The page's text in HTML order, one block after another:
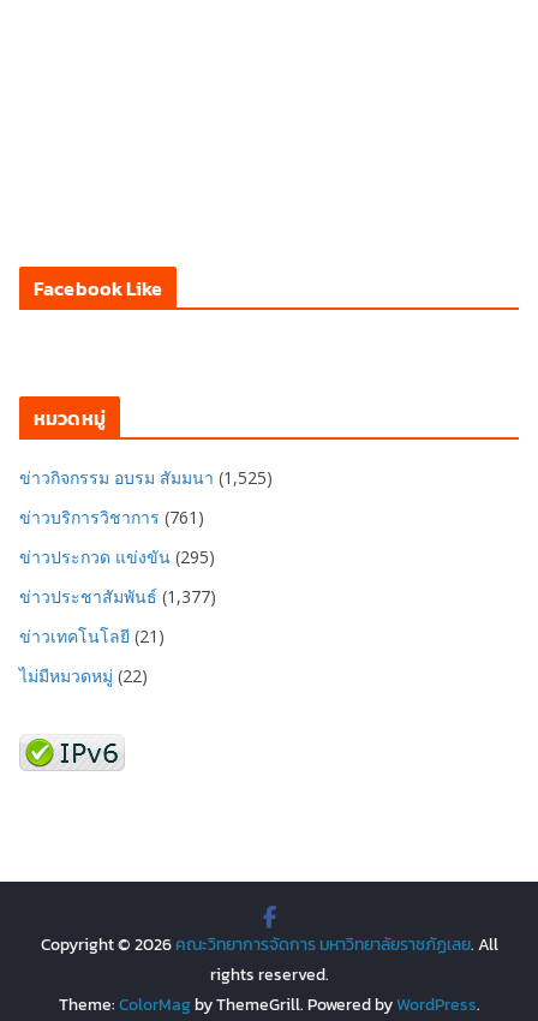
Facebook Like
หมวดหมู่
ข่าวกิจกรรม อบรม สัมมนา (1,525)
ข่าวบริการวิชาการ (761)
ข่าวประกวด แข่งขัน (295)
ข่าวประชาสัมพันธ์ (1,377)
ข่าวเทคโนโลยี (21)
ไม่มีหมวดหมู่ (22)
Copyright © 2026คณะวิทยาการจัดการ มหาวิทยาลัยราชภัฏเลย. All
rights reserved.
Theme:ColorMagby ThemeGrill. Powered byWordPress.